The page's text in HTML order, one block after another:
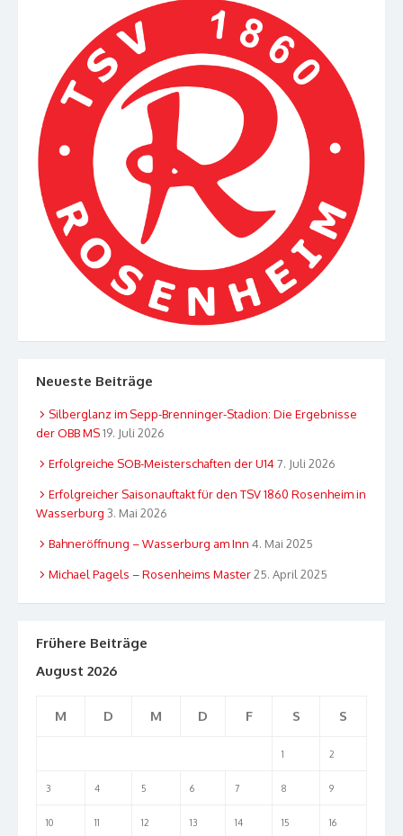
Neueste Beiträge
Silberglanz im Sepp-Brenninger-Stadion: Die Ergebnisse
der OBB MS19. Juli 2026
Erfolgreiche SOB-Meisterschaften der U14 7. Juli 2026
Erfolgreicher Saisonauftakt für den TSV 1860 Rosenheim in
Wasserburg 3. Mai 2026
Bahneröffnung – Wasserburg am Inn 4. Mai 2025
Michael Pagels – Rosenheims Master25. April 2025
Frühere Beiträge
August 2026
M D M D F S S
1 2
3 4 5 6 7 8 9
10 11 12 13 14 15 16